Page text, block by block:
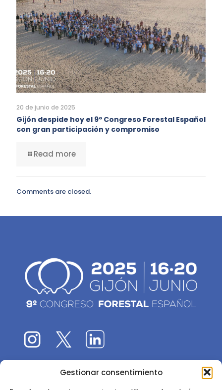
Gestionar consentimiento
20 de junio de 2025
Gijón despide hoy el 9º Congreso Forestal Español
con gran participación y compromiso
Read more
Comments are closed.
El 9CFE es una actividad promovida por laSociedad